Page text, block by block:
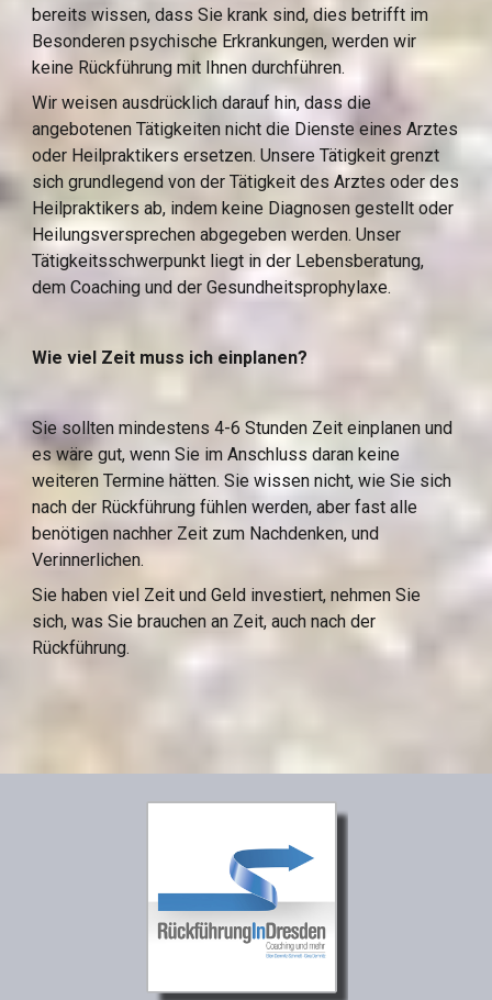
bereits wissen, dass Sie krank sind, dies betrifft im
Besonderen psychische Erkrankungen, werden wir
keine Rückführung mit Ihnen durchführen.
Wir weisen ausdrücklich darauf hin, dass die
angebotenen Tätigkeiten nicht die Dienste eines Arztes
oder Heilpraktikers ersetzen. Unsere Tätigkeit grenzt
sich grundlegend von der Tätigkeit des Arztes oder des
Heilpraktikers ab, indem keine Diagnosen gestellt oder
Heilungsversprechen abgegeben werden. Unser
Tätigkeitsschwerpunkt liegt in der Lebensberatung,
dem Coaching und der Gesundheitsprophylaxe.
Wie viel Zeit muss ich einplanen?
Sie sollten mindestens 4-6 Stunden Zeit einplanen und
es wäre gut, wenn Sie im Anschluss daran keine
weiteren Termine hätten. Sie wissen nicht, wie Sie sich
nach der Rückführung fühlen werden, aber fast alle
benötigen nachher Zeit zum Nachdenken, und
Verinnerlichen.
Sie haben viel Zeit und Geld investiert, nehmen Sie
sich, was Sie brauchen an Zeit, auch nach der
Rückführung.